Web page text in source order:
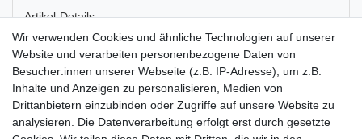
Artikel-Details
Das luxuriöse Accessoire für Ihr Zuhause - zum Aufstellen oder
zur Wandmontage. Die hochwertige und formschöne Keramik ist
mit echten, konservierten Rosen befüllt, die ganz ohne Gießen
und sonstige Pflege auskommen, aber dennoch über Jahre
hinweg wunderschön blühen. Die sorgfältig konservierten Rosen
Wir verwenden Cookies und ähnliche Technologien auf unserer
Website und verarbeiten personenbezogene Daten von
Besucher:innen unserer Webseite (z.B. IP-Adresse), um z.B.
Inhalte und Anzeigen zu personalisieren, Medien von
Drittanbietern einzubinden oder Zugriffe auf unsere Website zu
analysieren. Die Datenverarbeitung erfolgt erst durch gesetzte